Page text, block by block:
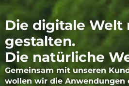
Die digitale Welt
gestalten.
Die natürliche
Gemeinsam mit unseren
wollen wir die Anwendungen